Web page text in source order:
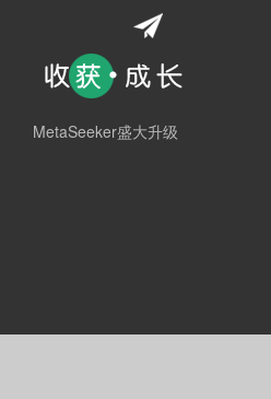
MetaSeeker盛大升级